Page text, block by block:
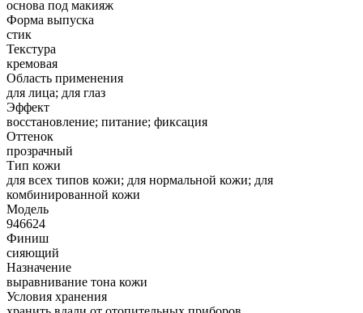
основа под макияж
Форма выпуска
стик
Текстура
кремовая
Область применения
для лица; для глаз
Эффект
восстановление; питание; фиксация
Оттенок
прозрачный
Тип кожи
для всех типов кожи; для нормальной кожи; для
комбинированной кожи
Модель
946624
Финиш
сияющий
Назначение
выравнивание тона кожи
Условия хранения